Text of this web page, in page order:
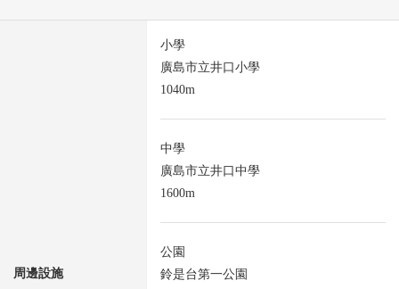
周邊設施
小學
廣島市立井口小學
1040m
中學
廣島市立井口中學
1600m
公園
鈴是台第一公園